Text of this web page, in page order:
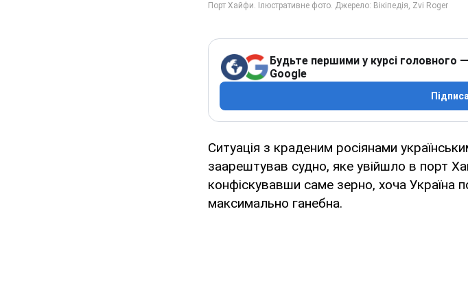
Будьте першими у курсі головного
Google
Ситуація з краденим росіянами
заарештував судно, яке увійшло в порт
конфіскувавши саме зерно, хоча Україна
максимально ганебна.